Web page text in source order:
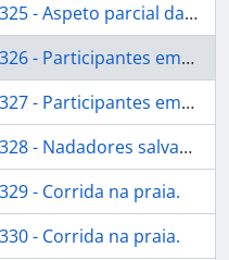
- Aspeto parcial da praia.
- Participantes em corrida na praia.
- Participantes em corrida na praia.
- Nadadores salvadores.
- Corrida na praia.
- Corrida na praia.